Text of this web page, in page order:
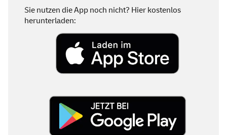
Sie nutzen dieApp noch nicht? Hier kostenlos
herunterladen: